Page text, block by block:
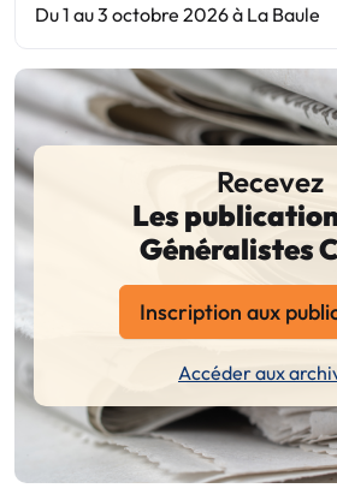
Du 1 au 3 octobre 2026 à La Baule
Recevez
Les
Généralistes
Inscription aux
Accéder aux